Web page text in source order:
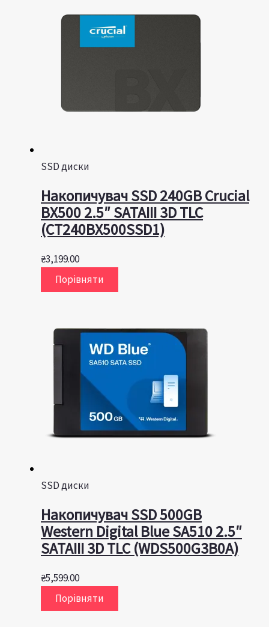
SSD диски
Накопичувач SSD 240GB Crucial
BX500 2.5″ SATAIII 3D TLC
(CT240BX500SSD1)
₴3,199.00
Порівняти
SSD диски
Накопичувач SSD 500GB
Western Digital Blue SA510 2.5″
SATAIII 3D TLC (WDS500G3B0A)
₴5,599.00
Порівняти